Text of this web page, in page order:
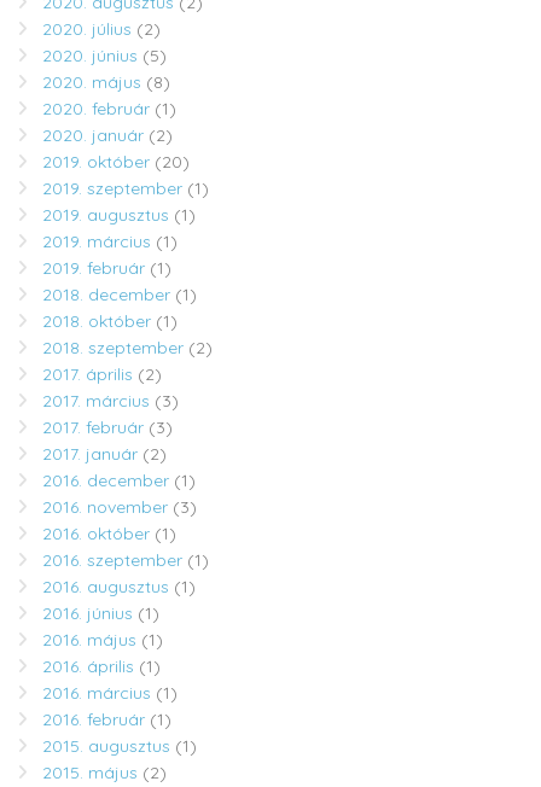
2020. július (2)
2020. június (5)
2020. május (8)
2020. február (1)
2020. január (2)
2019. október (20)
2019. szeptember (1)
2019. augusztus (1)
2019. március (1)
2019. február (1)
2018. december (1)
2018. október (1)
2018. szeptember (2)
2017. április (2)
2017. március (3)
2017. február (3)
2017. január (2)
2016. december (1)
2016. november (3)
2016. október (1)
2016. szeptember (1)
2016. augusztus (1)
2016. június (1)
2016. május (1)
2016. április (1)
2016. március (1)
2016. február (1)
2015. augusztus (1)
2015. május (2)